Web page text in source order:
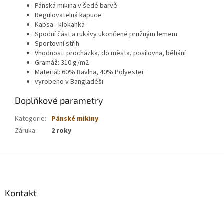
Pánská mikina v šedé barvě
Regulovatelná kapuce
Kapsa - klokanka
Spodní část a rukávy ukončené pružným lemem
Sportovní střih
Vhodnost: procházka, do města, posilovna, běhání
Gramáž: 310 g/m2
Materiál: 60% Bavlna, 40% Polyester
vyrobeno v Bangladéši
Doplňkové parametry
Kategorie: Pánské mikiny
Záruka: 2 roky
Kontakt